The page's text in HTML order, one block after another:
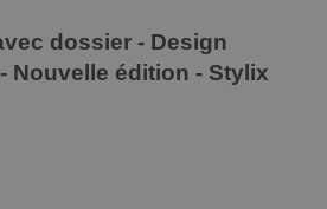
dossier - Design
Nouvelle édition - Stylix